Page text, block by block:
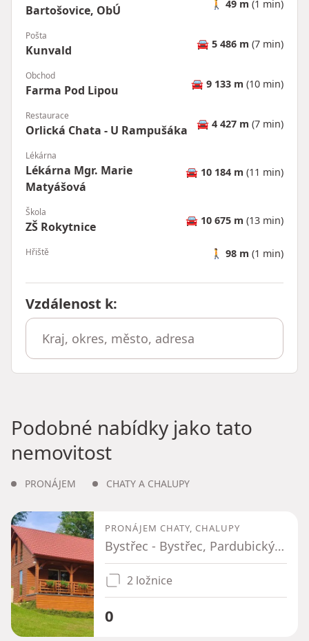
Bartošovice, ObÚ 🚶 49 m (1 min)
Pošta
Kunvald 🚘 5 486 m (7 min)
Obchod
Farma Pod Lipou 🚘 9 133 m (10 min)
Restaurace
Orlická Chata - U Rampušáka 🚘 4 427 m (7 min)
Lékárna
Lékárna Mgr. Marie
Matyášová
🚘 10 184 m (11 min)
Škola
ZŠ Rokytnice 🚘 10 675 m (13 min)
Hřiště 🚶 98 m (1 min)
Vzdálenost k:
Podobné nabídky jako tato
nemovitost
PRONÁJEM CHATY A CHALUPY
PRONÁJEM CHATY, CHALUPY
Bystřec - Bystřec, Pardubický kraj
2 ložnice
0